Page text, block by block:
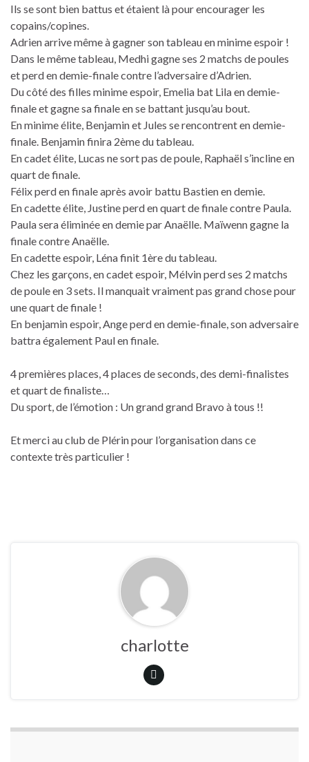
Ils se sont bien battus et étaient là pour encourager les
copains/copines.
Adrien arrive même à gagner son tableau en minime espoir !
Dans le même tableau, Medhi gagne ses 2 matchs de poules
et perd en demie-finale contre l’adversaire d’Adrien.
Du côté des filles minime espoir, Emelia bat Lila en demie-
finale et gagne sa finale en se battant jusqu’au bout.
En minime élite, Benjamin et Jules se rencontrent en demie-
finale. Benjamin finira 2ème du tableau.
En cadet élite, Lucas ne sort pas de poule, Raphaël s’incline en
quart de finale.
Félix perd en finale après avoir battu Bastien en demie.
En cadette élite, Justine perd en quart de finale contre Paula.
Paula sera éliminée en demie par Anaëlle. Maïwenn gagne la
finale contre Anaëlle.
En cadette espoir, Léna finit 1ère du tableau.
Chez les garçons, en cadet espoir, Mélvin perd ses 2 matchs
de poule en 3 sets. Il manquait vraiment pas grand chose pour
une quart de finale !
En benjamin espoir, Ange perd en demie-finale, son adversaire
battra également Paul en finale.
4 premières places, 4 places de seconds, des demi-finalistes
et quart de finaliste…
Du sport, de l’émotion : Un grand grand Bravo à tous !!
Et merci au club de Plérin pour l’organisation dans ce
contexte très particulier !
charlotte